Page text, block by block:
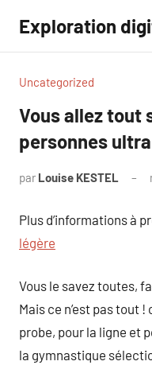
contenu
Exploration
Uncategorized
Vous allez tout
personnes
par Louise KESTEL
Plus d’informations à
légère
Vous le savez toutes,
Mais ce n’est pas tout
probe, pour la ligne et
la gymnastique